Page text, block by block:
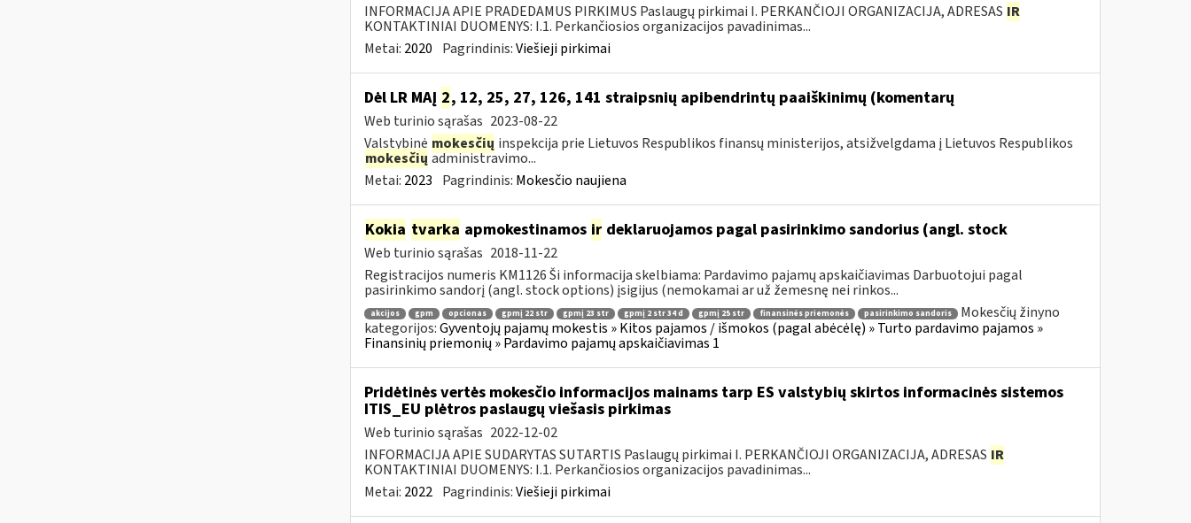
INFORMACIJA APIE PRADEDAMUS PIRKIMUS Paslaugų pirkimai I. PERKANČIOJI ORGANIZACIJA, ADRESAS IR
KONTAKTINIAI DUOMENYS: I.1. Perkančiosios organizacijos pavadinimas...
Metai: 2020 Pagrindinis:Viešieji pirkimai
Dėl LR MAĮ 2, 12, 25, 27, 126, 141 straipsnių apibendrintų paaiškinimų (komentarų
Web turinio sąrašas 2023-08-22
Valstybinė mokesčių inspekcija prie Lietuvos Respublikos finansų ministerijos, atsižvelgdama į Lietuvos Respublikos
mokesčių administravimo...
Metai: 2023 Pagrindinis: Mokesčio naujiena
Kokia tvarka apmokestinamos irdeklaruojamos pagal pasirinkimo sandorius (angl. stock
Web turinio sąrašas 2018-11-22
Registracijos numeris KM1126 Ši informacija skelbiama: Pardavimo pajamų apskaičiavimas Darbuotojui pagal
pasirinkimo sandorį (angl. stock options) įsigijus (nemokamai ar už žemesnę nei rinkos...
akcijos gpm opcionas gpmį 22 str gpmį 23 str gpmį 2 str 34 d gpmį 25 str finansinės priemonės pasirinkimo sandoris
Mokesčių žinyno
kategorijos:Gyventojų pajamų mokestis » Kitos pajamos / išmokos (pagal abėcėlę) » Turto pardavimo pajamos »
Finansinių priemonių » Pardavimo pajamų apskaičiavimas 1
Pridėtinės vertės mokesčio informacijos mainams tarp ES valstybių skirtos informacinės sistemos
ITIS_EU plėtros paslaugų viešasis pirkimas
Web turinio sąrašas 2022-12-02
INFORMACIJA APIE SUDARYTAS SUTARTIS Paslaugų pirkimai I. PERKANČIOJI ORGANIZACIJA, ADRESAS IR
KONTAKTINIAI DUOMENYS: I.1. Perkančiosios organizacijos pavadinimas...
Metai: 2022 Pagrindinis:Viešieji pirkimai